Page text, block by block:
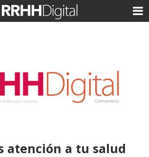
atención a tu salud